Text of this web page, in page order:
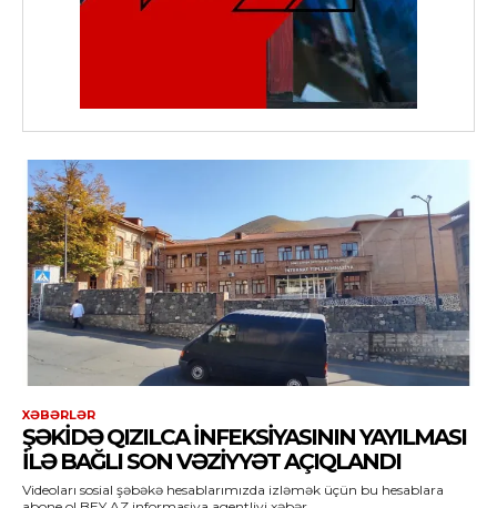
XƏBƏRLƏR
ŞƏKIDƏ QIZILCA INFEKSIYASININ YAYILMASI
ILƏ BAĞLI SON VƏZIYYƏT AÇIQLANDI
Videoları sosial şəbəkə hesablarımızda izləmək üçün bu hesablara